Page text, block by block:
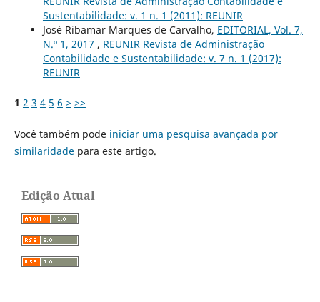
Sustentabilidade: v. 1 n. 1 (2011): REUNIR
José Ribamar Marques de Carvalho, EDITORIAL, Vol. 7,
N.º 1, 2017 , REUNIR Revista de Administração
Contabilidade e Sustentabilidade: v. 7 n. 1 (2017):
REUNIR
1 2 3 4 5 6 > >>
Você também pode iniciar uma pesquisa avançada por
similaridadepara este artigo.
Edição Atual